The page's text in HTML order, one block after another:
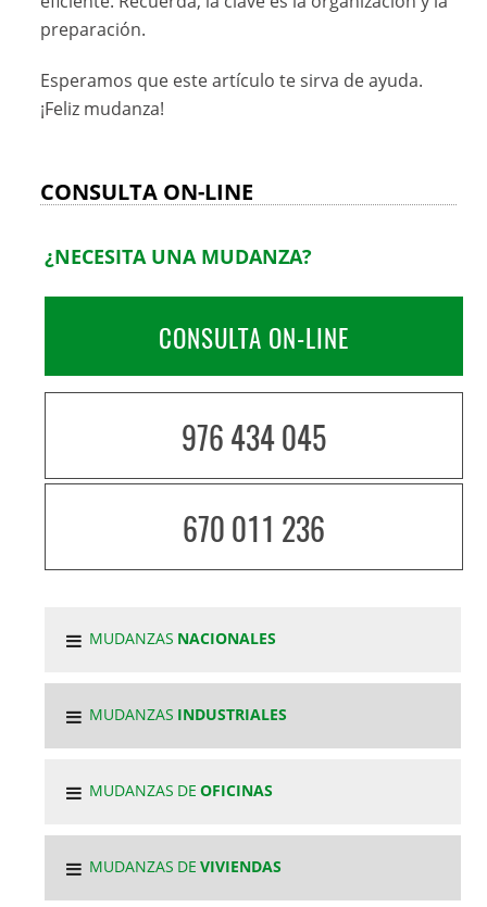
preparación.
Esperamos que este artículo te sirva de ayuda.
¡Feliz mudanza!
CONSULTA ON-LINE
¿NECESITA UNA MUDANZA?
CONSULTA ON-LINE
976 434 045
670 011 236
MUDANZAS NACIONALES
MUDANZAS INDUSTRIALES
MUDANZAS DEOFICINAS
MUDANZAS DEVIVIENDAS